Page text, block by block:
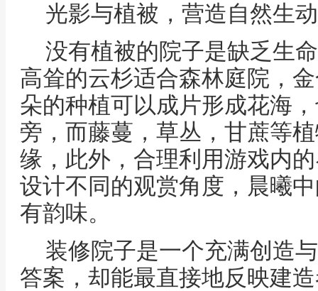
光影与植被，营造自然生
没有植被的院子是缺乏生
高耸的云杉适合森林庭院，
朵的种植可以成片形成花海
旁，而藤蔓，草丛，甘蔗等
缘，此外，合理利用游戏内
设计不同的观赏角度，晨曦
有韵味。
装修院子是一个充满创造
答案，却能最直接地反映建